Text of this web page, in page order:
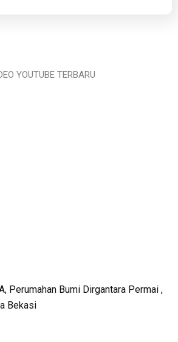
YOUTUBE TERBARU
Perumahan Bumi Dirgantara Permai ,
Bekasi